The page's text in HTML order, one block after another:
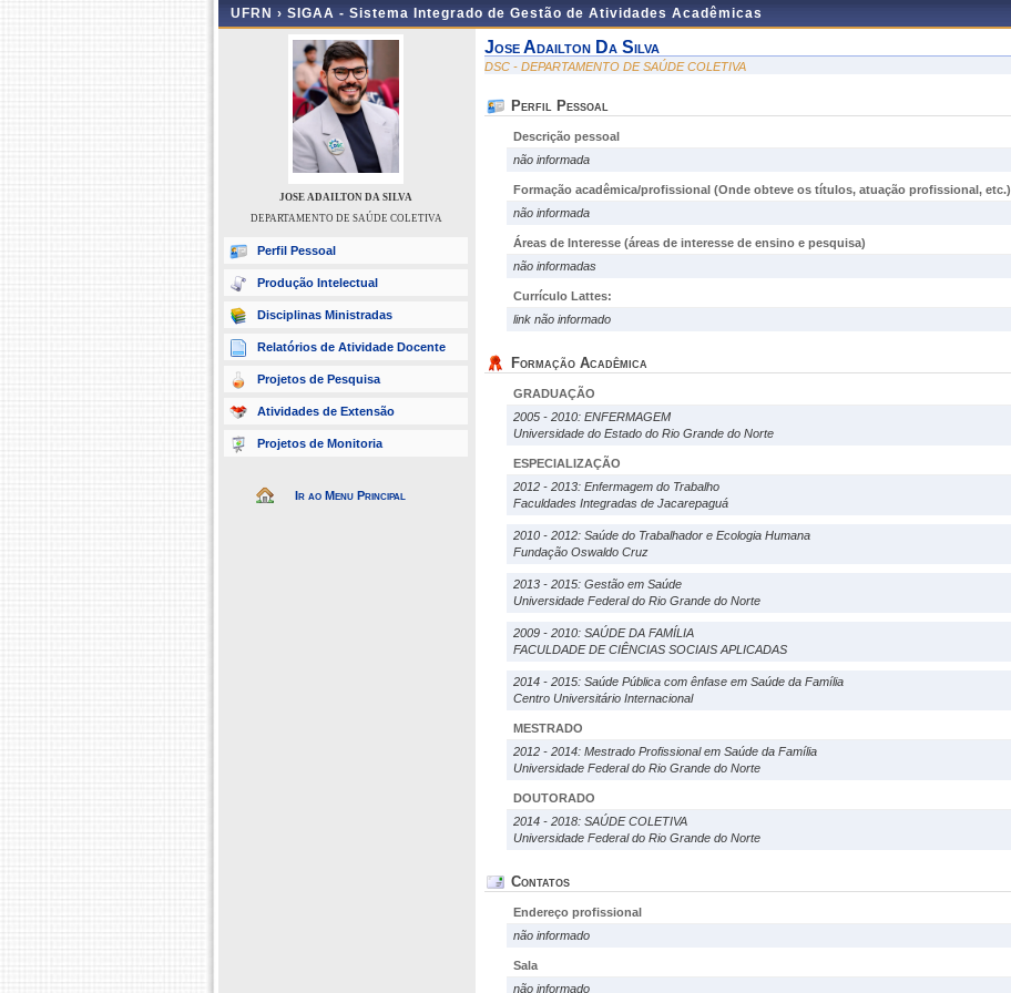
UFRN › SIGAA - Sistema Integrado de Gestão de Atividades Acadêmicas
JOSE ADAILTON DA SILVA
DEPARTAMENTO DE SAÚDE COLETIVA
Perfil Pessoal
Produção Intelectual
Disciplinas Ministradas
Relatórios de Atividade Docente
Projetos de Pesquisa
Atividades de Extensão
Projetos de Monitoria
Ir ao Menu Principal
Jose Adailton Da Silva
DSC - DEPARTAMENTO DE SAÚDE COLETIVA
Perfil Pessoal
Descrição pessoal
não informada
Formação acadêmica/profissional (Onde obteve os títulos, atuação profissional, etc.)
não informada
Áreas de Interesse (áreas de interesse de ensino e pesquisa)
não informadas
Currículo Lattes:
link não informado
Formação Acadêmica
GRADUAÇÃO
2005 - 2010: ENFERMAGEM
Universidade do Estado do Rio Grande do Norte
ESPECIALIZAÇÃO
2012 - 2013: Enfermagem do Trabalho
Faculdades Integradas de Jacarepaguá
2010 - 2012: Saúde do Trabalhador e Ecologia Humana
Fundação Oswaldo Cruz
2013 - 2015: Gestão em Saúde
Universidade Federal do Rio Grande do Norte
2009 - 2010: SAÚDE DA FAMÍLIA
FACULDADE DE CIÊNCIAS SOCIAIS APLICADAS
2014 - 2015: Saúde Pública com ênfase em Saúde da Família
Centro Universitário Internacional
MESTRADO
2012 - 2014: Mestrado Profissional em Saúde da Família
Universidade Federal do Rio Grande do Norte
DOUTORADO
2014 - 2018: SAÚDE COLETIVA
Universidade Federal do Rio Grande do Norte
Contatos
Endereço profissional
não informado
Sala
não informado